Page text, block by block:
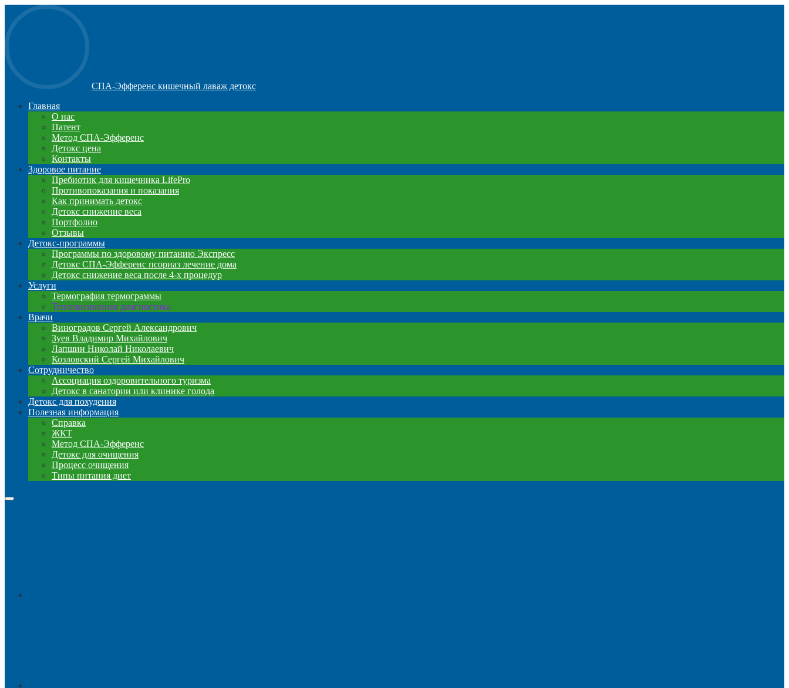
СПА-Эфференс кишечный лаваж детокс
Главная
О нас
Патент
Метод СПА-Эфференс
Детокс цена
Контакты
Здоровое питание
Пребиотик для кишечника LifePro
Противопоказания и показания
Как принимать детокс
Детокс снижение веса
Портфолио
Отзывы
Детокс-программы
Программы по здоровому питанию Экспресс
Детокс СПА-Эфференс псориаз лечение дома
Детокс снижение веса после 4-х процедур
Услуги
Термография термограммы
Тепловизионная диагностика
Врачи
Виноградов Сергей Александрович
Зуев Владимир Михайлович
Лапшин Николай Николаевич
Козловский Сергей Михайлович
Сотрудничество
Ассоциация оздоровительного туризма
Детокс в санатории или клинике голода
Детокс для похудения
Полезная информация
Справка
ЖКТ
Метод СПА-Эфференс
Детокс для очищения
Процесс очищения
Типы питания диет